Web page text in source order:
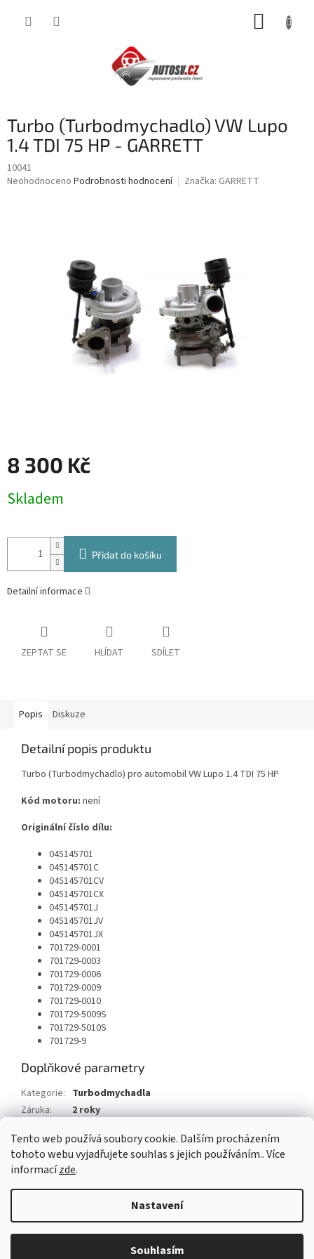
Tento web používá soubory cookie. Dalším procházením
tohoto webu vyjadřujete souhlas s jejich používáním.. Více
informacízde.
Nastavení
Souhlasím
Turbo (Turbodmychadlo) VW Lupo
1.4 TDI 75 HP - GARRETT
10041
Průměrné
Neohodnoceno Podrobnosti hodnocení Značka: GARRETT
8 300 Kč
cena:
Skladem
Přidat do košíku
Detailní informace
ZEPTAT SE HLÍDAT SDÍLET
Popis Diskuze
Detailní popis produktu
Turbo (Turbodmychadlo) pro automobil VW Lupo 1.4 TDI 75 HP
Kód motoru: není
Originální číslo dílu:
045145701
045145701C
045145701CV
045145701CX
045145701J
045145701JV
045145701JX
701729-0001
701729-0003
701729-0006
701729-0009
701729-0010
701729-5009S
701729-5010S
701729-9
Doplňkové parametry
Kategorie: Turbodmychadla
Záruka:
2 roky
Copyright 2026AUTOSV - repasované posilovače řízení. Všechna
práva vyhrazena.